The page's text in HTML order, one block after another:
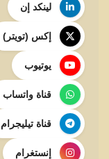
لينكد إن
إكس (تويتر)
يوتيوب
قناة واتساب
قناة تيليجرام
إنستغرام